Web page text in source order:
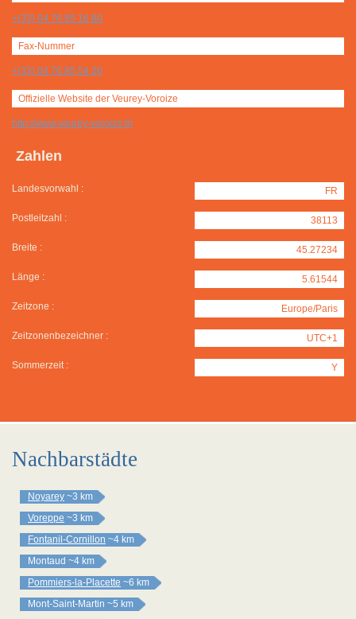
+(33) 04 76 85 16 80
Fax-Nummer
+(33) 04 76 85 54 20
Offizielle Website der Veurey-Voroize
http://www.veurey-voroize.fr/
Zahlen
Landesvorwahl : FR
Postleitzahl : 38113
Breite : 45.27234
Länge : 5.61544
Zeitzone : Europe/Paris
Zeitzonenbezeichner : UTC+1
Sommerzeit : Y
Nachbarstädte
Noyarey ~3 km
Voreppe ~3 km
Fontanil-Cornillon ~4 km
Montaud ~4 km
Pommiers-la-Placette ~6 km
Mont-Saint-Martin ~5 km